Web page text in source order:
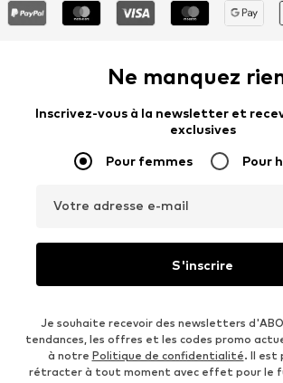
Ne manquez
Inscrivez-vous à la newsletter et
exclusives
Pour femmes Pour
Votre adresse e-mail
S'inscrire
Je souhaite recevoir des newsletters
tendances, les offres et les codes promo
à notre Politique de confidentialité. Il est
rétracter à tout moment avec effet pour le